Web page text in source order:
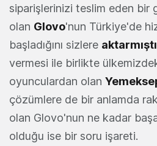
siparişlerinizi teslim eden bir
olan Glovo'nun Türkiye'de
başladığını sizlere
vermesi ile birlikte
oyunculardan olan
çözümlere de bir anlamda
olan Glovo'nun ne kadar
olduğu ise bir soru işareti.